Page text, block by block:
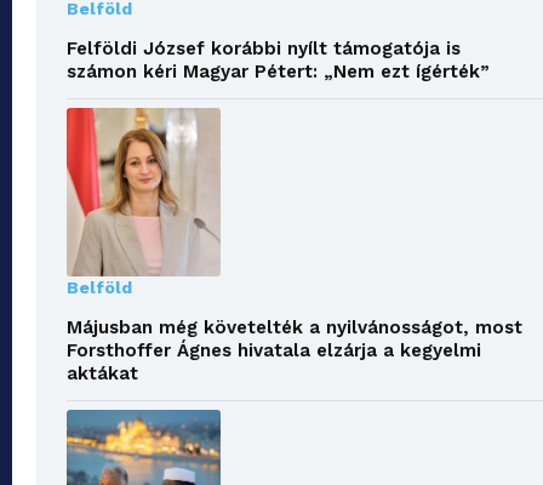
Belföld
Felföldi József korábbi nyílt támogatója is
számon kéri Magyar Pétert: „Nem ezt ígérték”
Belföld
Májusban még követelték a nyilvánosságot, most
Forsthoffer Ágnes hivatala elzárja a kegyelmi
aktákat